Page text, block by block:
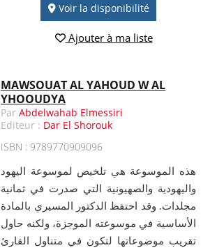
Voir la disponibilité
Ajouter à ma liste
MAWSOUAT AL YAHOUD W AL
YHOOUDYA
ParAbdelwahab Elmessiri
Editeur : Dar El Shorouk
ISBN : 9789770909096
هذه الموسوعة هي تلخيص لموسوعة اليهود
واليهودية والصهيونية التي صدرت في ثمانية
مجلدات. وقد احتفظ الدكتور المسيري بالمادة
الأساسية في موسوعته الموجزة، ولكنه حاول
تقريب موضوعاتها لتكون في متناول القارئ